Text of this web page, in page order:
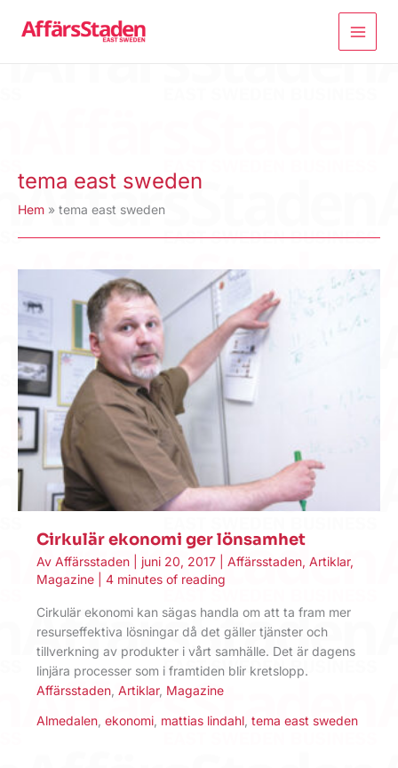
tema east sweden
Hem tema east sweden
Cirkulär ekonomi ger lönsamhet
Av Affärsstaden juni 20, 2017 Affärsstaden, Artiklar,
Magazine
4 minutes of reading
Cirkulär ekonomi kan sägas handla om att ta fram mer
resurseffektiva lösningar då det gäller tjänster och
tillverkning av produkter i vårt samhälle. Det är dagens
linjära processer som i framtiden blir kretslopp.
Affärsstaden Artiklar, Magazine
Almedalen ekonomi mattias lindahl tema east sweden